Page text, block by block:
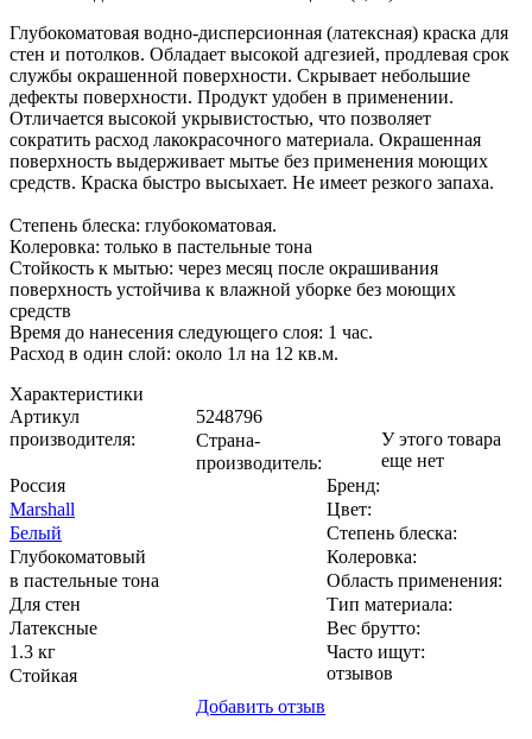
Глубокоматовая водно-дисперсионная (латексная) краска для
стен и потолков. Обладает высокой адгезией, продлевая срок
службы окрашенной поверхности. Скрывает небольшие
дефекты поверхности. Продукт удобен в применении.
Отличается высокой укрывистостью, что позволяет
сократить расход лакокрасочного материала. Окрашенная
поверхность выдерживает мытье без применения моющих
средств. Краска быстро высыхает. Не имеет резкого запаха.
Степень блеска: глубокоматовая.
Колеровка: только в пастельные тона
Стойкость к мытью: через месяц после окрашивания
поверхность устойчива к влажной уборке без моющих
средств
Время до нанесения следующего слоя: 1 час.
Расход в один слой: около 1л на 12 кв.м.
Характеристики
Артикул
производителя:
5248796
Страна-
производитель:
Россия
Бренд:
Marshall
Цвет:
Белый
Степень блеска:
Глубокоматовый
Колеровка:
в пастельные тона
Область применения:
Для стен
Тип материала:
Латексные
Вес брутто:
1.3 кг
Часто ищут:
Стойкая
У этого товара
еще нет
отзывов
Добавить отзыв